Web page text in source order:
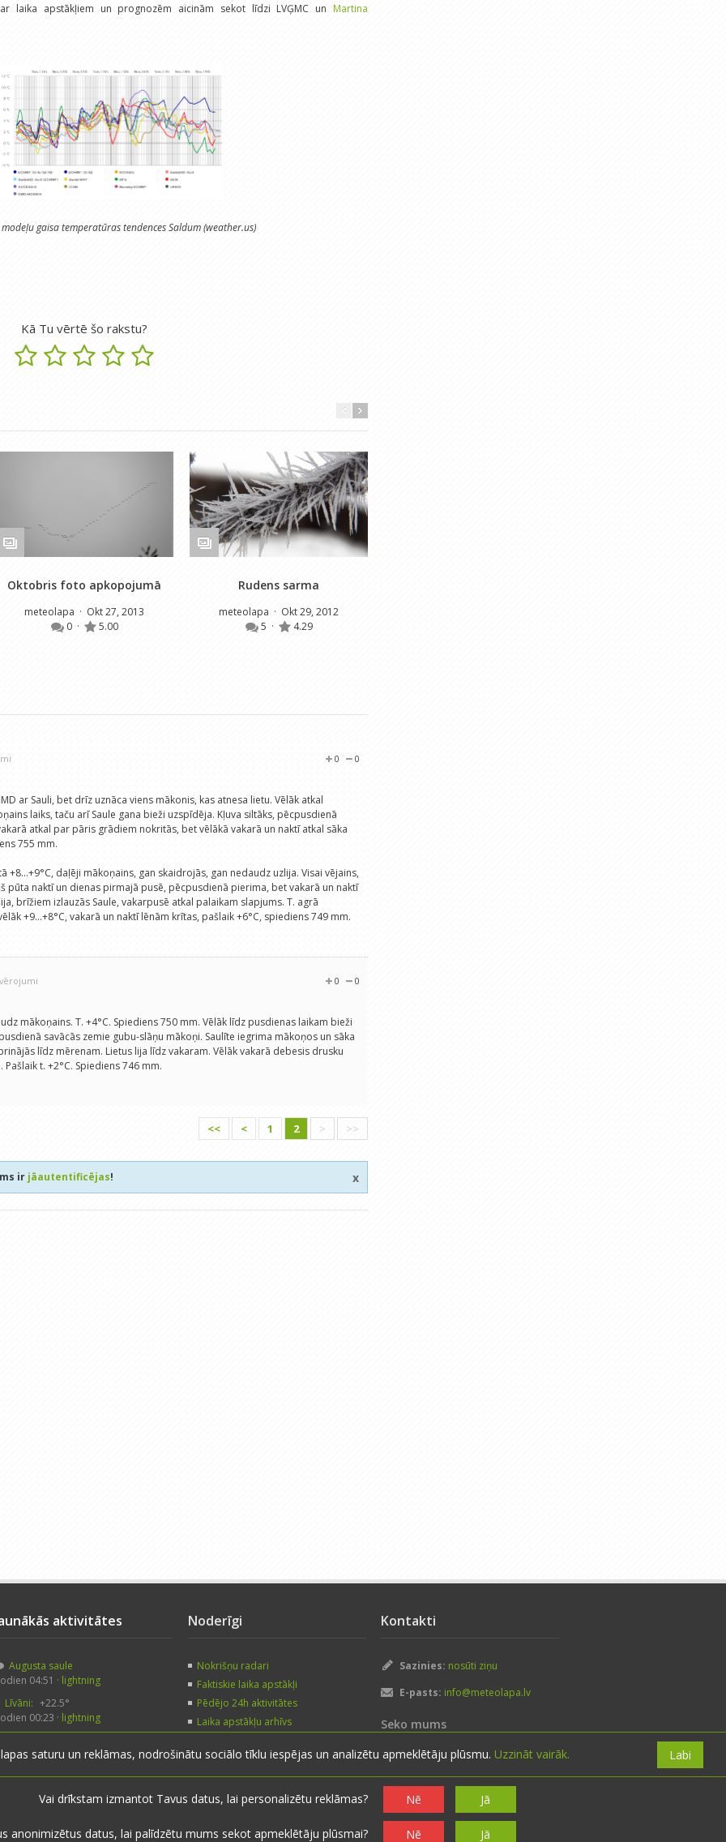
laika apstākļiem un prognozēm aicinām sekot līdzi LVĢMC un Martina
gaisa temperatūras tendences Saldum (weather.us)
Kā Tu vērtē šo rakstu?
Oktobris foto apkopojumā
meteolapa · Okt 27, 2013
0 · 5.00
Rudens sarma
meteolapa · Okt 29, 2012
5 · 4.29
0
0
ar Sauli, bet drīz uznāca viens mākonis, kas atnesa lietu. Vēlāk atkal
laiks, taču arī Saule gana bieži uzspīdēja. Kļuva siltāks, pēcpusdienā
atkal par pāris grādiem nokritās, bet vēlākā vakarā un naktī atkal sāka
755 mm.
+8...+9°C, daļēji mākoņains, gan skaidrojās, gan nedaudz uzlija. Visai vējains,
pūta naktī un dienas pirmajā pusē, pēcpusdienā pierima, bet vakarā un naktī
brīžiem izlauzās Saule, vakarpusē atkal palaikam slapjums. T. agrā
+9...+8°C, vakarā un naktī lēnām krītas, pašlaik +6°C, spiediens 749 mm.
0
0
mākoņains. T. +4°C. Spiediens 750 mm. Vēlāk līdz pusdienas laikam bieži
savācās zemie gubu-slāņu mākoņi. Saulīte iegrima mākoņos un sāka
līdz mērenam. Lietus lija līdz vakaram. Vēlāk vakarā debesis drusku
t. +2°C. Spiediens 746 mm.
<< < 1 2 > >>
ir jāautentificējas! x
aktivitātes
Augusta saule
04:51 · lightning
Līvāni: +22.5°
00:23 · lightning
00:05 ·veczirgs
Līvāni: +26.0°
Vakar 21:17 · lightning
Noderīgi
Nokrišņu radari
Faktiskie laika apstākļi
Pēdējo 24h aktivitātes
Laika apstākļu arhīvs
Kontakti
Sazinies: nosūti ziņu
E-pasts: info@meteolapa.lv
Seko mums
Labi
saturu un reklāmas, nodrošinātu sociālo tīklu iespējas un analizētu apmeklētāju plūsmu. Uzzināt vairāk.
Vai drīkstam izmantot Tavus datus, lai personalizētu reklāmas? Nē Jā
anonimizētus datus, lai palīdzētu mums sekot apmeklētāju plūsmai? Nē Jā